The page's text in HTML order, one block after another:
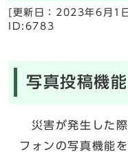
[更新日： 2023年6月1
ID:6783
写真投稿機
災害が発生した際
フォンの写真機能